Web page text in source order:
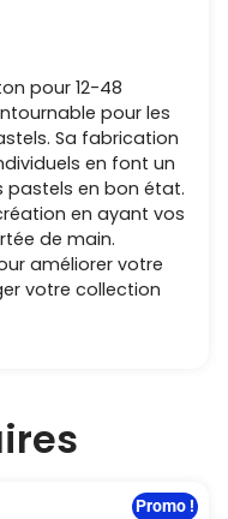
pour 12-48
pour les
Sa fabrication
en font un
pastels en bon état.
en ayant vos
de main.
améliorer votre
votre collection
Promo !